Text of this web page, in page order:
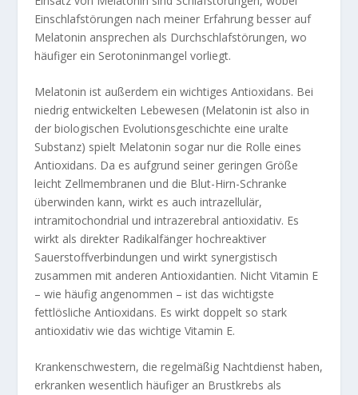
Einschlafstörungen nach meiner Erfahrung besser auf
Melatonin ansprechen als Durchschlafstörungen, wo
häufiger ein Serotoninmangel vorliegt.
Melatonin ist außerdem ein wichtiges Antioxidans. Bei
niedrig entwickelten Lebewesen (Melatonin ist also in
der biologischen Evolutionsgeschichte eine uralte
Substanz) spielt Melatonin sogar nur die Rolle eines
Antioxidans. Da es aufgrund seiner geringen Größe
leicht Zellmembranen und die Blut-Hirn-Schranke
überwinden kann, wirkt es auch intrazellulär,
intramitochondrial und intrazerebral antioxidativ. Es
wirkt als direkter Radikalfänger hochreaktiver
Sauerstoffverbindungen und wirkt synergistisch
zusammen mit anderen Antioxidantien. Nicht Vitamin E
– wie häufig angenommen – ist das wichtigste
fettlösliche Antioxidans. Es wirkt doppelt so stark
antioxidativ wie das wichtige Vitamin E.
Krankenschwestern, die regelmäßig Nachtdienst haben,
erkranken wesentlich häufiger an Brustkrebs als